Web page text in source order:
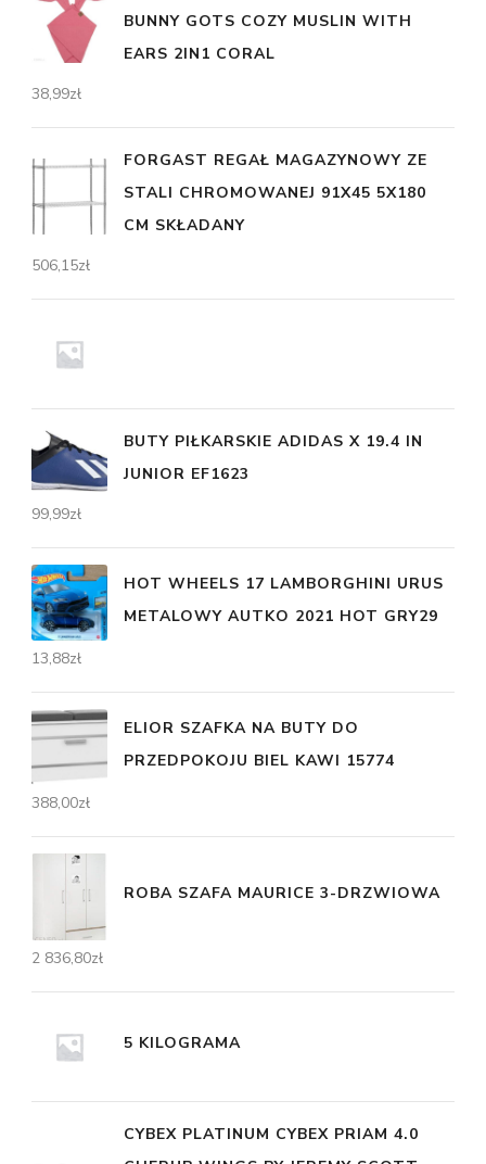
BUNNY GOTS COZY MUSLIN WITH
EARS 2IN1 CORAL
38,99zł
FORGAST REGAŁ MAGAZYNOWY ZE
STALI CHROMOWANEJ 91X45 5X180
CM SKŁADANY
506,15zł
BUTY PIŁKARSKIE ADIDAS X 19.4 IN
JUNIOR EF1623
99,99zł
HOT WHEELS 17 LAMBORGHINI URUS
METALOWY AUTKO 2021 HOT GRY29
13,88zł
ELIOR SZAFKA NA BUTY DO
PRZEDPOKOJU BIEL KAWI 15774
388,00zł
ROBA SZAFA MAURICE 3-DRZWIOWA
2 836,80zł
5 KILOGRAMA
CYBEX PLATINUM CYBEX PRIAM 4.0